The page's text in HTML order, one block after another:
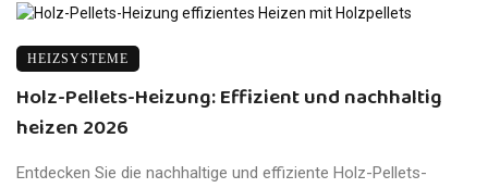
HEIZSYSTEME
Holz-Pellets-Heizung: Effizient und nachhaltig
heizen 2026
Entdecken Sie die nachhaltige und effiziente Holz-Pellets-